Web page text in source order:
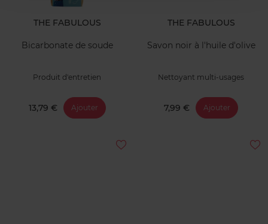
THE FABULOUS
Bicarbonate de soude
Produit d'entretien
13,79 € Ajouter
THE FABULOUS
Savon noir à l'huile d'olive
Nettoyant multi-usages
7,99 € Ajouter